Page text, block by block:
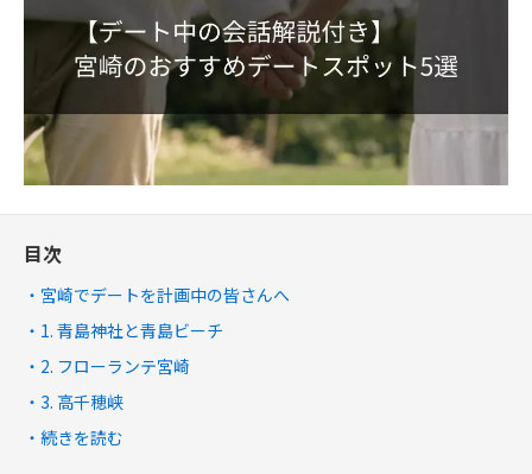
目次
宮崎でデートを計画中の皆さんへ
1. 青島神社と青島ビーチ
2. フローランテ宮崎
3. 高千穂峡
続きを読む